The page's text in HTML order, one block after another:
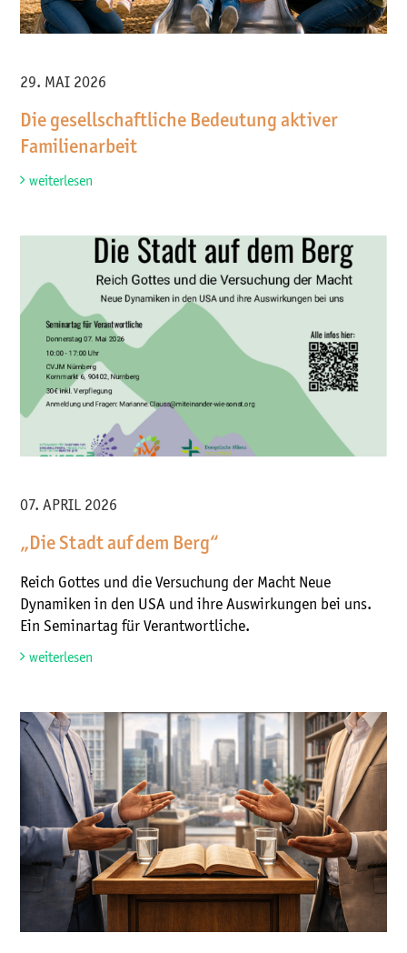
29. MAI 2026
Die gesellschaftliche Bedeutung aktiver
Familienarbeit
weiterlesen
07. APRIL 2026
„Die Stadt auf dem Berg“
Reich Gottes und die Versuchung der Macht Neue
Dynamiken in den USA und ihre Auswirkungen bei uns.
Ein Seminartag für Verantwortliche.
weiterlesen